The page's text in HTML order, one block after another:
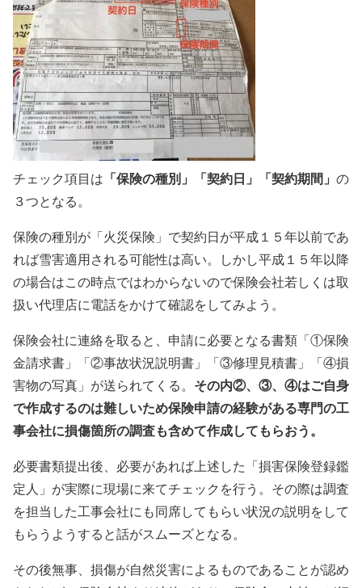
チェック項目は 「保険の種別」「契約日」「契約期間」 の
３つとなる。
保険の種別が「火災保険」で契約日が平成１５年以前であ
れば雪害適用される可能性は高い。しかし平成１５年以降
の場合はこの時点ではわからないので保険会社若しくは取
扱い代理店に電話をかけて確認をしてみよう。
保険会社に連絡を取ると、申請に必要となる書類「①保険
金請求書」「②事故状況説明書」「③修理見積書」「④損
害物の写真」が送られてくる。 その内②、③、④はご自身
で作成するのは難しいため保険申請の経験がある専門の工
事会社に損傷箇所の調査も含めて作成してもらおう。
必要書類提出後、必要があれば上述した「損害保険登録鑑
定人」が実際に現場に来てチェックを行う。その際は調査
を担当した工事会社にも同席してもらい状況の説明をして
もらうようすると話がスムーズとなる。
その後無事、損傷が自然災害によるものであることが認め